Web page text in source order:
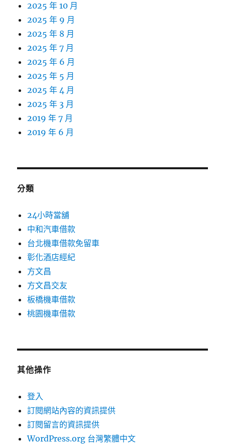
2025 年 10 月
2025 年 9 月
2025 年 8 月
2025 年 7 月
2025 年 6 月
2025 年 5 月
2025 年 4 月
2025 年 3 月
2019 年 7 月
2019 年 6 月
分類
24小時當舖
中和汽車借款
台北機車借款免留車
彰化酒店經紀
方文昌
方文昌交友
板橋機車借款
桃園機車借款
其他操作
登入
訂閱網站內容的資訊提供
訂閱留言的資訊提供
WordPress.org 台灣繁體中文